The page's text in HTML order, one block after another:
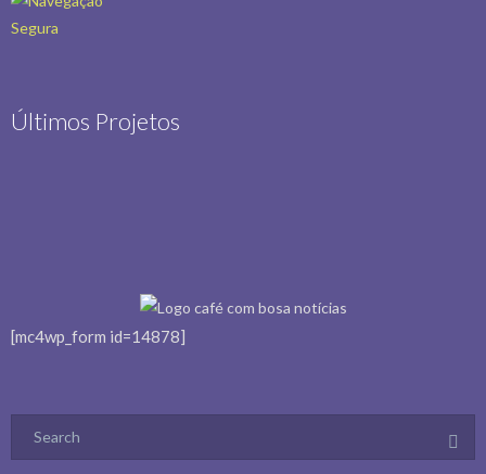
Últimos Projetos
[mc4wp_form id=14878]